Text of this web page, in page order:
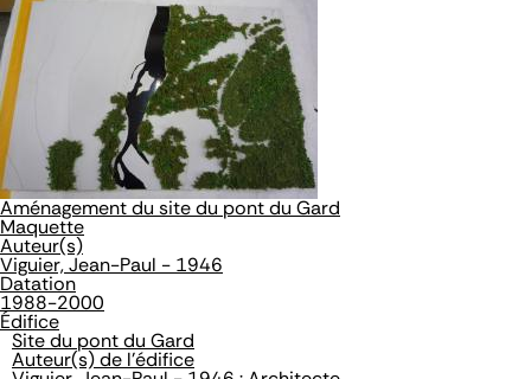
Aménagement du site du pont du Gard
Maquette
Auteur(s)
Viguier, Jean-Paul - 1946
Datation
1988-2000
Édifice
Site du pont du Gard
Auteur(s) de l'édifice